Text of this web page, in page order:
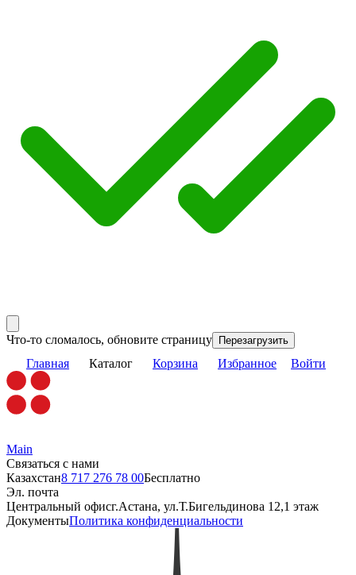
Что-то сломалось, обновите страницу Перезагрузить
Главная Каталог Корзина Избранное Войти
Main
Связаться с нами
Казахстан8 717 276 78 00Бесплатно
Эл. почта
Центральный офисг.Астана, ул.Т.Бигельдинова 12,1 этаж
ДокументыПолитика конфиденциальности